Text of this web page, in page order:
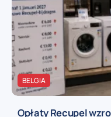
BELGIA
Opłaty Recupel